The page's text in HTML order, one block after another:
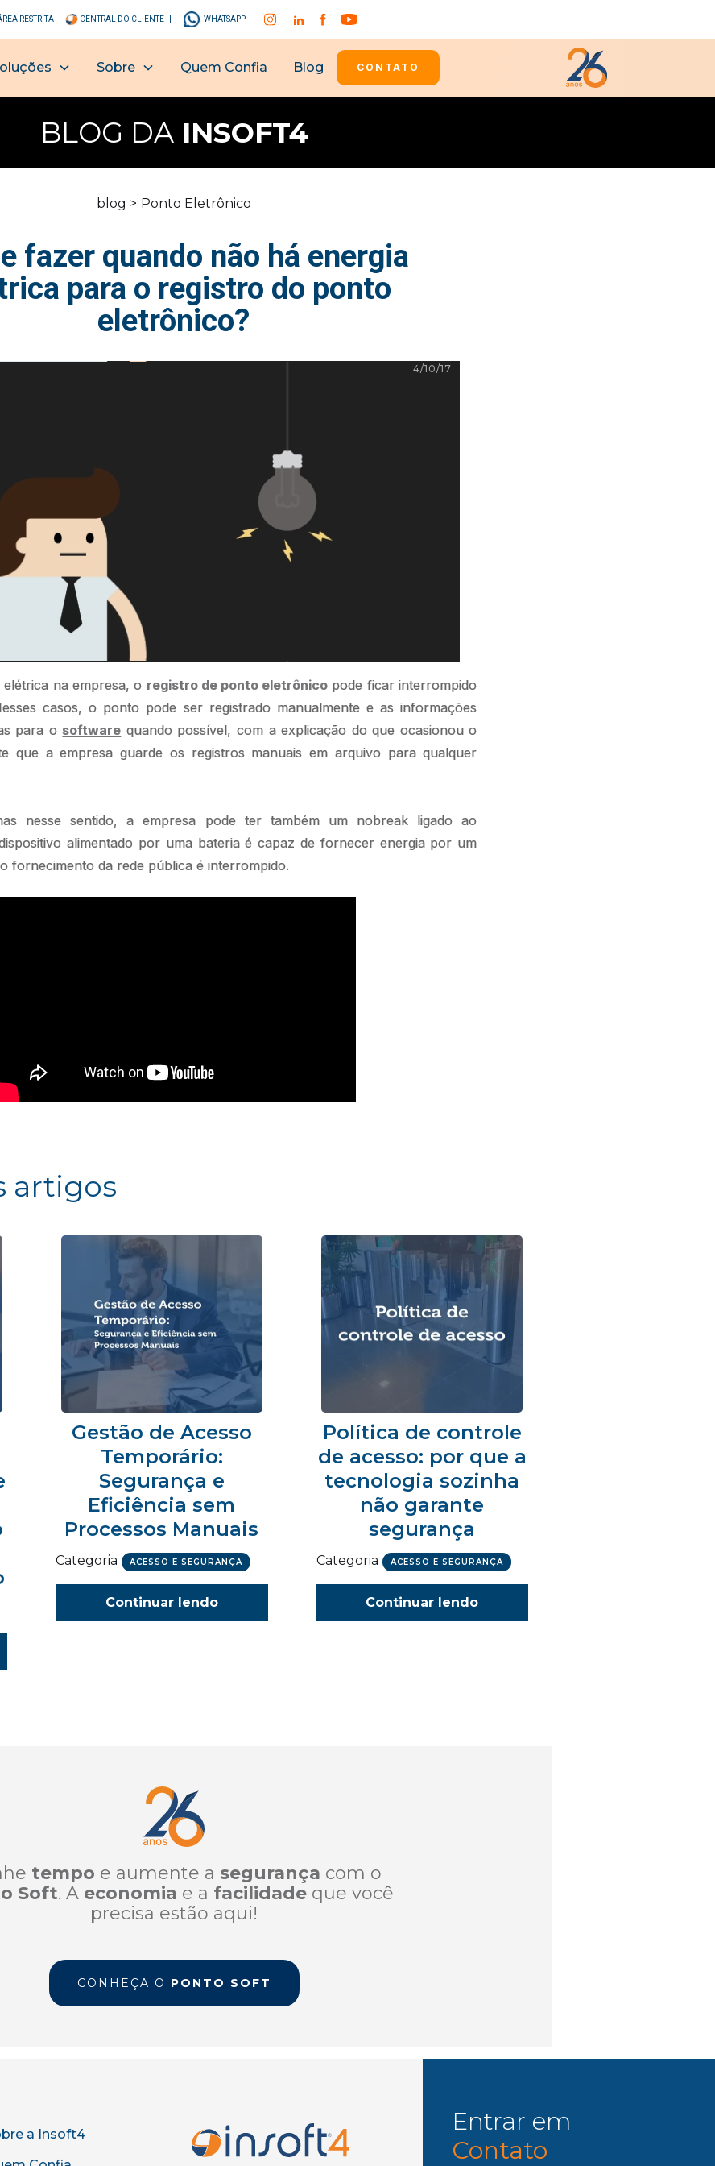
RESTRITA | CENTRAL DO CLIENTE | WHATSAPP
Sobre Quem Confia Blog CONTATO
BLOG DAINSOFT4
blog > Ponto Eletrônico
fazer quando não há energia
para o registro do ponto
eletrônico?
4/10/17
na empresa, o registro de ponto eletrônicopode ficar interrompido
casos, o ponto pode ser registrado manualmente e as informações
para osoftware quando possível, com a explicação do que ocasionou o
que a empresa guarde os registros manuais em arquivo para qualquer
nesse sentido, a empresa pode ter também um nobreak ligado ao
alimentado por uma bateria é capaz de fornecer energia por um
fornecimento da rede pública é interrompido.
artigos
Gestão de Acesso
Temporário:
Segurança e
Eficiência sem
Processos Manuais
Categoria ACESSO E SEGURANÇA
Continuar lendo
Política de controle
de acesso: por que a
tecnologia sozinha
não garante
segurança
Categoria ACESSO E SEGURANÇA
Continuar lendo
tempo e aumente a segurança com o
Soft. A economia e a facilidade que você
precisa estão aqui!
CONHEÇA O PONTO SOFT
a Insoft4
Entrar em
Contato